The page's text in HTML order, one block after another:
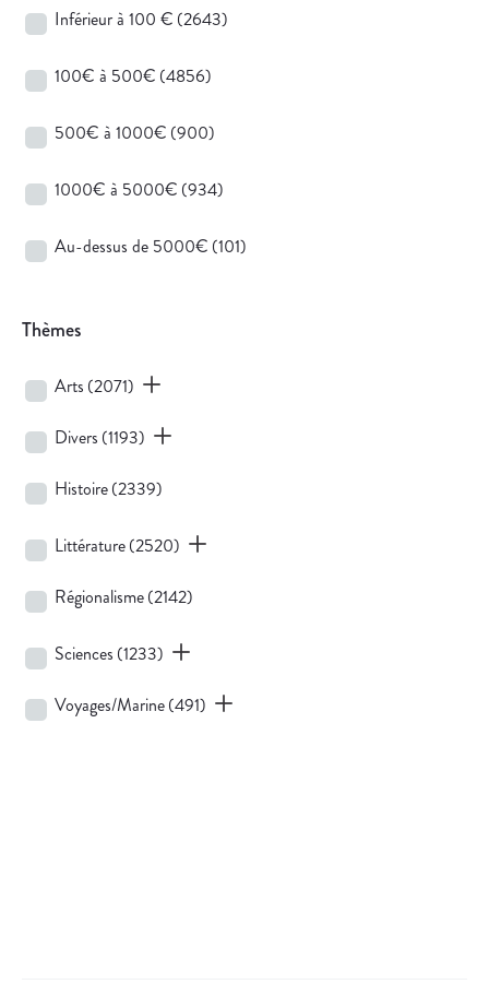
Inférieur à 100 € (2643)
100€ à 500€ (4856)
500€ à 1000€ (900)
1000€ à 5000€ (934)
Au-dessus de 5000€ (101)
Thèmes
Arts (2071)
Divers (1193)
Histoire(2339)
Littérature(2520)
Régionalisme(2142)
Sciences (1233)
Voyages/Marine(491)